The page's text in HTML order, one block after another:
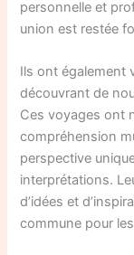
personnelle et
union est restée
Ils ont également
découvrant de
Ces voyages ont
compréhension
perspective
interprétations.
d’idées et
commune pour